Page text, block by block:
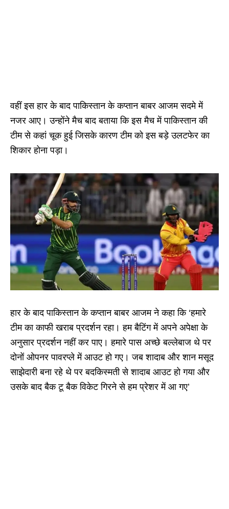
वहीं इस हार के बाद पाकिस्तान के कप्तान बाबर आजम सदमे में
नजर आए। उन्होंने मैच बाद बताया कि इस मैच में पाकिस्तान की
टीम से कहां चूक हुई जिसके कारण टीम को इस बड़े उलटफेर का
शिकार होना पड़ा।
हार के बाद पाकिस्तान के कप्तान बाबर आजम ने कहा कि ‘हमारे
टीम का काफी खराब प्रदर्शन रहा। हम बैटिंग में अपने अपेक्षा के
अनुसार प्रदर्शन नहीं कर पाए। हमारे पास अच्छे बल्लेबाज थे पर
दोनों ओपनर पावरप्ले में आउट हो गए। जब शादाब और शान मसूद
साझेदारी बना रहे थे पर बदकिस्मती से शादाब आउट हो गया और
उसके बाद बैक टू बैक विकेट गिरने से हम प्रेशर में आ गए’